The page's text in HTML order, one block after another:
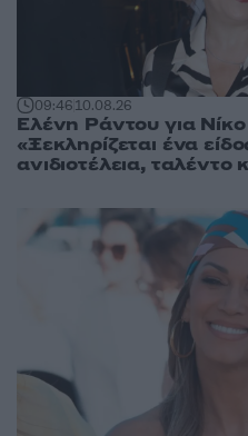
09:4610.08.26
Ελένη Ράντου για
«Ξεκληρίζεται ένα
ανιδιοτέλεια, ταλέντο